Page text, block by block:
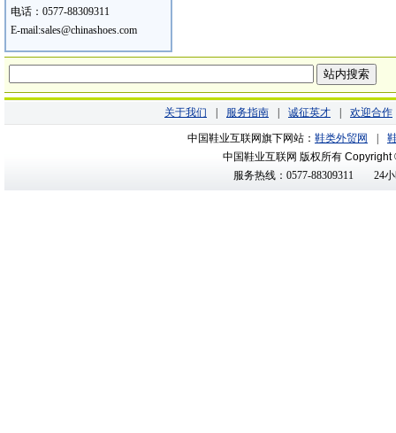
电话：0577-88309311
E-mail:sales@chinashoes.com
关于我们 服务指南 诚征英才 欢迎合作
中国鞋业互联网旗下网站： 鞋类外贸网
中国鞋业互联网 版权所有 Copyright
服务热线：0577-88309311
24